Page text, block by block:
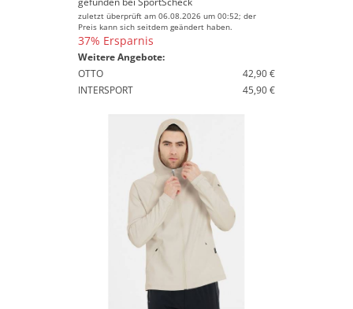
zuletzt überprüft am 06.08.2026 um 00:52; der
Preis kann sich seitdem geändert haben.
37% Ersparnis
Weitere Angebote:
OTTO
42,90 €
INTERSPORT
45,90 €